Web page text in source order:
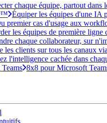
chaque équipe, partout dans
Équiper les équipes d'une IA
premier cas d'usage aux
les équipes de première ligne
chaque collaborateur, sur
les clients sur tous les canaux
l'intelligence cachée dans
8x8 pour Microsoft